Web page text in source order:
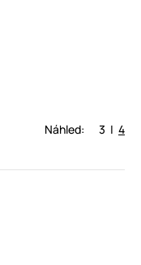
Náhled: 3 | 4